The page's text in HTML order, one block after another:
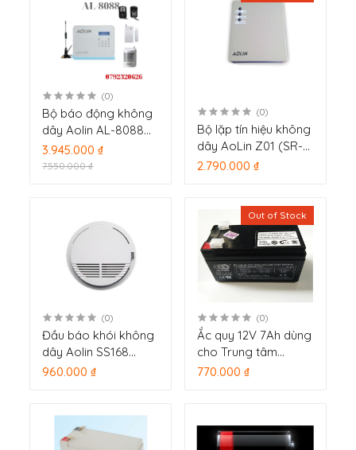
(0)
Bộ báo động không
dây Aolin AL-8088
GSM giá tốt nhất
3.945.000 ₫
7.550.000 ₫
(0)
Bộ lặp tín hiệu không
dây AoLin Z01 (SR-
150)
2.790.000 ₫
(0)
Đầu báo khói không
dây Aolin SS168
(LS828-3P)
960.000 ₫
Out of Stock
(0)
Ắc quy 12V 7Ah dùng
cho Trung tâm
9088GSM
770.000 ₫